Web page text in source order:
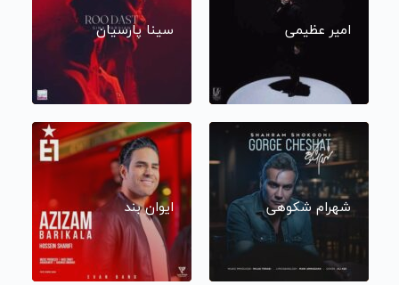
امیر عظیمی سینا پارسیان
شهرام شکوهی ایوان بند